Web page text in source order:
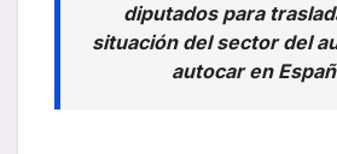
diputados para
situación del sector del
autocar en